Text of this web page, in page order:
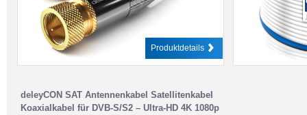
Produktdetails
deleyCON SAT Antennenkabel Satellitenkabel
Koaxialkabel für DVB-S/S2 – Ultra-HD 4K 1080p